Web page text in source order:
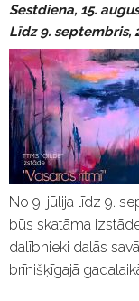
Sestdiena, 15.
Līdz 9. septembris,
No 9. jūlija līdz 9.
būs skatāma izstāde
dalībnieki dalās
brīnišķīgajā